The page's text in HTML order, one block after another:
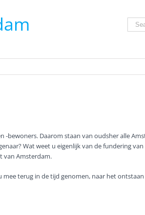
for:
bewoners. Daarom staan van oudsher alle
Wat weet u eigenlijk van de fundering
van Amsterdam.
mee terug in de tijd genomen, naar het